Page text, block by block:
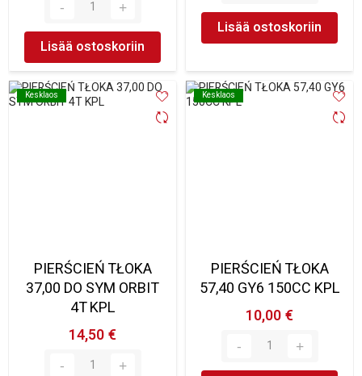
Lisää ostoskoriin
Lisää ostoskoriin
Kesklaos
Kesklaos
PIERŚCIEŃ TŁOKA
37,00 DO SYM ORBIT
4T KPL
14,50 €
Kesklaos
Kesklaos
PIERŚCIEŃ TŁOKA
57,40 GY6 150CC KPL
10,00 €